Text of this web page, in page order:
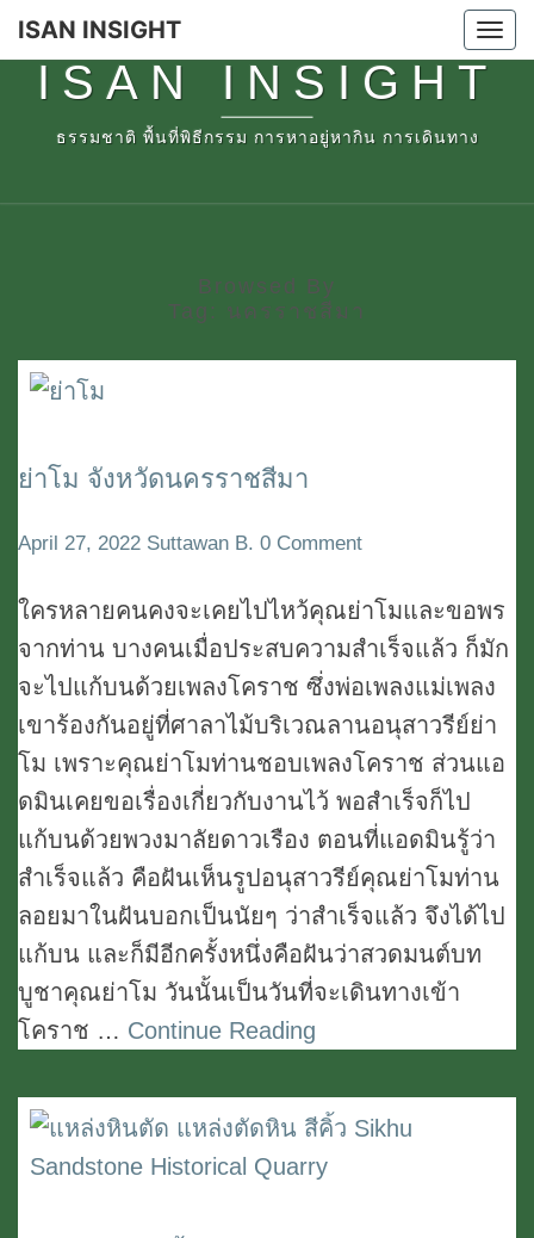
Skip
to
content
ISAN INSIGHT
ISAN INSIGHT
ธรรมชาติ พื้นที่พิธีกรรม การหาอยู่หากิน การเดินทาง
Browsed By
Tag: นครราชสีมา
ย่า
จังหวัด
นครราชสีมา
ย่าโม จังหวัดนครราชสีมา
April 27, 2022 Suttawan B. Comments
0 Comment
ใครหลายคนคงจะเคยไปไหว้คุณย่าโมและขอพร
จากท่าน บางคนเมื่อประสบความสำเร็จแล้ว ก็มัก
จะไปแก้บนด้วยเพลงโคราช ซึ่งพ่อเพลงแม่เพลง
เขาร้องกันอยู่ที่ศาลาไม้บริเวณลานอนุสาวรีย์ย่า
โม เพราะคุณย่าโมท่านชอบเพลงโคราช ส่วนแอ
ดมินเคยขอเรื่องเกี่ยวกับงานไว้ พอสำเร็จก็ไป
แก้บนด้วยพวงมาลัยดาวเรือง ตอนที่แอดมินรู้ว่า
สำเร็จแล้ว คือฝันเห็นรูปอนุสาวรีย์คุณย่าโมท่าน
ลอยมาในฝันบอกเป็นนัยๆ ว่าสำเร็จแล้ว จึงได้ไป
แก้บน และก็มีอีกครั้งหนึ่งคือฝันว่าสวดมนต์บท
บูชาคุณย่าโม วันนั้นเป็นวันที่จะเดินทางเข้า
โคราช … Continue Reading